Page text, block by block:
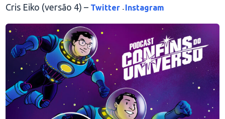
Cris Eiko (versão 4) – Twitter - Instagram